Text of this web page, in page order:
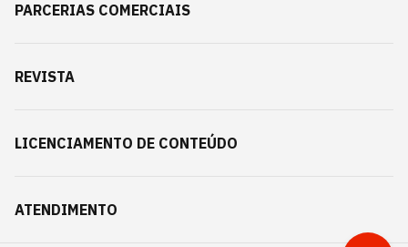
PARCERIAS COMERCIAIS
REVISTA
LICENCIAMENTO DE CONTEÚDO
ATENDIMENTO